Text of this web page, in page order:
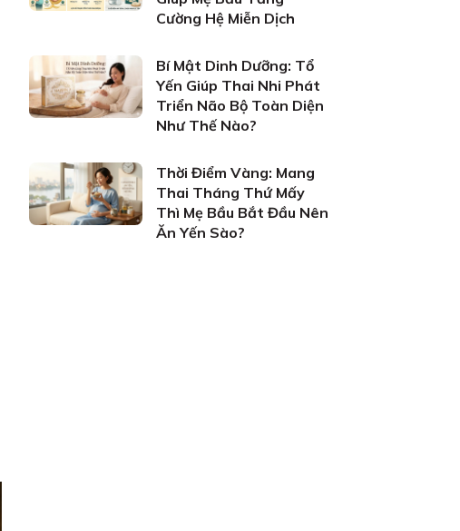
Cường Hệ Miễn Dịch
Bí Mật Dinh Dưỡng: Tổ
Yến Giúp Thai Nhi Phát
Triển Não Bộ Toàn Diện
Như Thế Nào?
Thời Điểm Vàng: Mang
Thai Tháng Thứ Mấy
Thì Mẹ Bầu Bắt Đầu Nên
Ăn Yến Sào?